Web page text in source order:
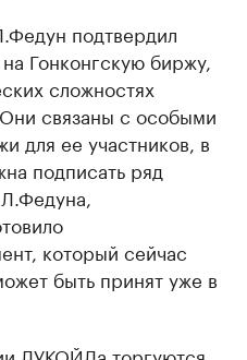
подтвердил
Гонконгскую биржу,
сложностях
связаны с особыми
для ее участников, в
подписать ряд
который сейчас
быть принят уже в